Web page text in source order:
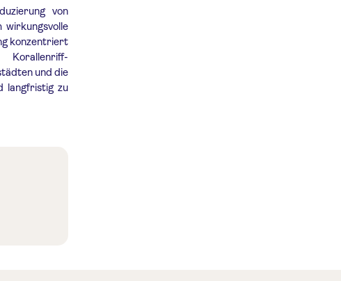
von
konzentriert
und die
langfristig zu